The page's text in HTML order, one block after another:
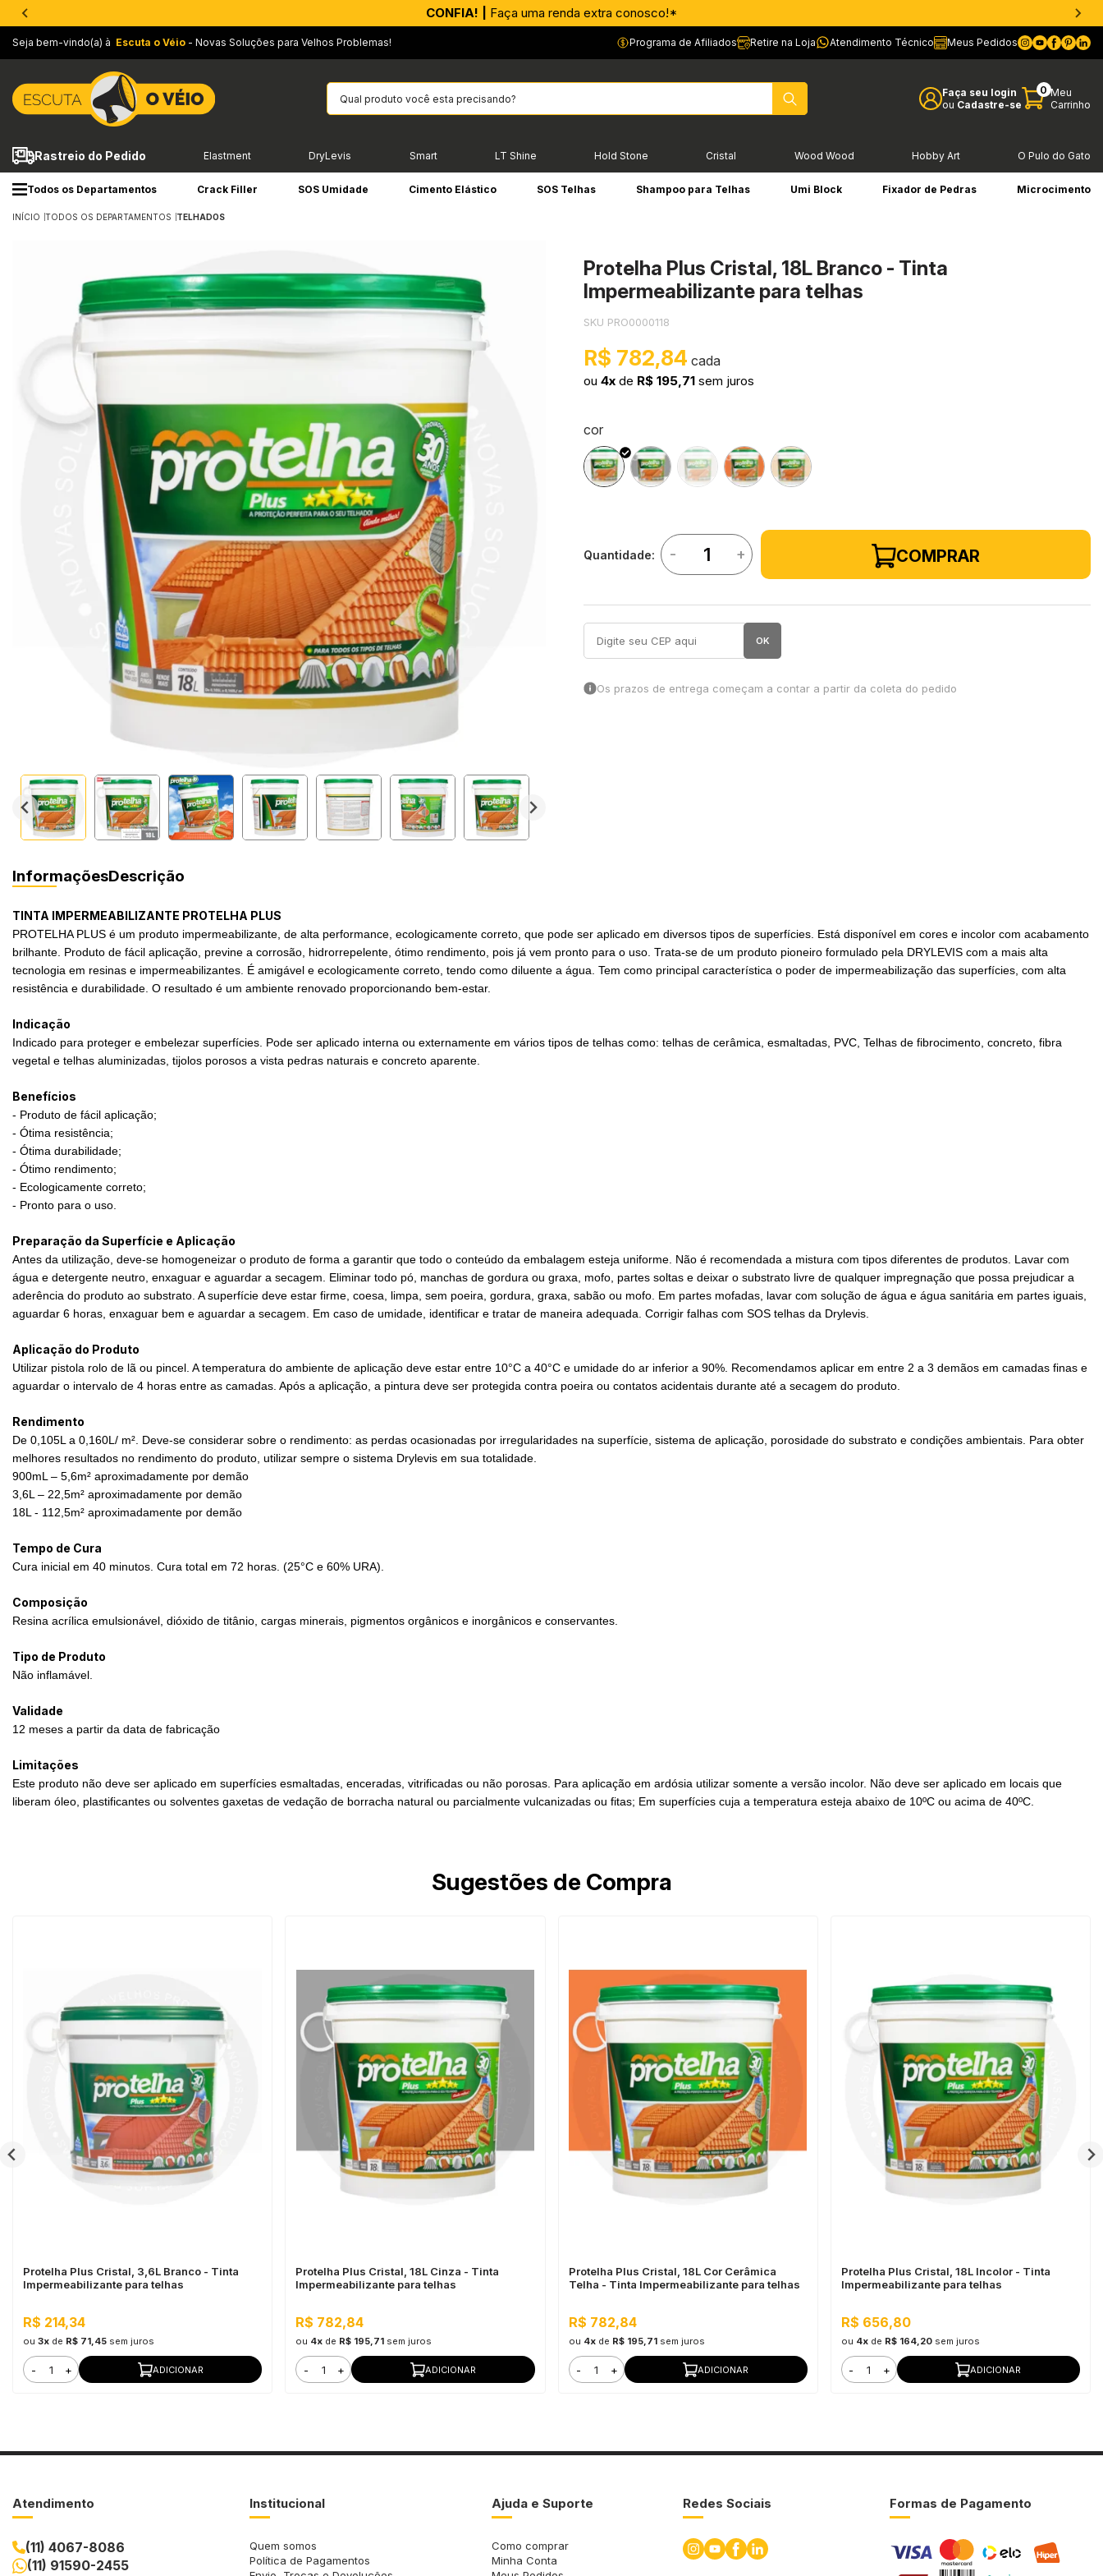
CONFIA! | Faça uma renda extra conosco!*
Seja bem-vindo(a) à Escuta o Véio - Novas Soluções para Velhos Problemas! Programa de Afiliados Retire na Loja Atendimento Técnico Meus Pedidos
Faça seu login
ou Cadastre-se
0 Meu
Carrinho
Rastreio do Pedido Elastment DryLevis Smart LT Shine Hold Stone Cristal Wood Wood Hobby Art O Pulo do Gato
Todos os Departamentos Crack Filler SOS Umidade Cimento Elástico SOS Telhas Shampoo para Telhas Umi Block Fixador de Pedras Microcimento
INÍCIO TODOS OS DEPARTAMENTOS TELHADOS
Protelha Plus Cristal, 18L Branco - Tinta
Impermeabilizante para telhas
SKU PRO0000118
R$ 782,84
ou4x de R$ 195,71 sem juros
cor
Quantidade: - + COMPRAR
OK
Os prazos de entrega começam a contar a partir da coleta do pedido
InformaçõesDescrição
TINTA IMPERMEABILIZANTE PROTELHA PLUS
PROTELHA PLUS é um produto impermeabilizante, de alta performance, ecologicamente correto, que pode ser aplicado em diversos tipos de superfícies. Está disponível em cores e incolor com acabamento
brilhante. Produto de fácil aplicação, previne a corrosão, hidrorrepelente, ótimo rendimento, pois já vem pronto para o uso. Trata-se de um produto pioneiro formulado pela DRYLEVIS com a mais alta
tecnologia em resinas e impermeabilizantes. É amigável e ecologicamente correto, tendo como diluente a água. Tem como principal característica o poder de impermeabilização das superfícies, com alta
resistência e durabilidade. O resultado é um ambiente renovado proporcionando bem-estar.
Indicação
Indicado para proteger e embelezar superfícies. Pode ser aplicado interna ou externamente em vários tipos de telhas como: telhas de cerâmica, esmaltadas, PVC, Telhas de fibrocimento, concreto, fibra
vegetal e telhas aluminizadas, tijolos porosos a vista pedras naturais e concreto aparente.
Benefícios
- Produto de fácil aplicação;
- Ótima resistência;
- Ótima durabilidade;
- Ótimo rendimento;
- Ecologicamente correto;
- Pronto para o uso.
Preparação da Superfície e Aplicação
Antes da utilização, deve-se homogeneizar o produto de forma a garantir que todo o conteúdo da embalagem esteja uniforme. Não é recomendada a mistura com tipos diferentes de produtos. Lavar com
água e detergente neutro, enxaguar e aguardar a secagem. Eliminar todo pó, manchas de gordura ou graxa, mofo, partes soltas e deixar o substrato livre de qualquer impregnação que possa prejudicar a
aderência do produto ao substrato. A superfície deve estar firme, coesa, limpa, sem poeira, gordura, graxa, sabão ou mofo. Em partes mofadas, lavar com solução de água e água sanitária em partes iguais,
aguardar 6 horas, enxaguar bem e aguardar a secagem. Em caso de umidade, identificar e tratar de maneira adequada. Corrigir falhas com SOS telhas da Drylevis.
Aplicação do Produto
Utilizar pistola rolo de lã ou pincel. A temperatura do ambiente de aplicação deve estar entre 10°C a 40°C e umidade do ar inferior a 90%. Recomendamos aplicar em entre 2 a 3 demãos em camadas finas e
aguardar o intervalo de 4 horas entre as camadas. Após a aplicação, a pintura deve ser protegida contra poeira ou contatos acidentais durante até a secagem do produto.
Rendimento
De 0,105L a 0,160L/ m². Deve-se considerar sobre o rendimento: as perdas ocasionadas por irregularidades na superfície, sistema de aplicação, porosidade do substrato e condições ambientais. Para obter
melhores resultados no rendimento do produto, utilizar sempre o sistema Drylevis em sua totalidade.
900mL – 5,6m² aproximadamente por demão
3,6L – 22,5m² aproximadamente por demão
18L - 112,5m² aproximadamente por demão
Tempo de Cura
Cura inicial em 40 minutos. Cura total em 72 horas. (25°C e 60% URA).
Composição
Resina acrílica emulsionável, dióxido de titânio, cargas minerais, pigmentos orgânicos e inorgânicos e conservantes.
Tipo de Produto
Não inflamável.
Validade
12 meses a partir da data de fabricação
Limitações
Este produto não deve ser aplicado em superfícies esmaltadas, enceradas, vitrificadas ou não porosas. Para aplicação em ardósia utilizar somente a versão incolor. Não deve ser aplicado em locais que
liberam óleo, plastificantes ou solventes gaxetas de vedação de borracha natural ou parcialmente vulcanizadas ou fitas; Em superfícies cuja a temperatura esteja abaixo de 10ºC ou acima de 40ºC.
Sugestões de Compra
Protelha Plus Cristal, 3,6L Branco - Tinta
Impermeabilizante para telhas
R$ 214,34
ou 3x de R$ 71,45 sem juros
- + ADICIONAR
Protelha Plus Cristal, 18L Cinza - Tinta
Impermeabilizante para telhas
R$ 782,84
ou 4x de R$ 195,71 sem juros
- + ADICIONAR
Protelha Plus Cristal, 18L Cor Cerâmica
Telha - Tinta Impermeabilizante para telhas
R$ 782,84
ou 4xde R$ 195,71 sem juros
- + ADICIONAR
Protelha Plus Cristal, 18L Incolor - Tinta
Impermeabilizante para telhas
R$ 656,80
ou 4xde R$ 164,20 sem juros
- + ADICIONAR
Atendimento
(11) 4067-8086
(11) 91590-2455
Institucional
Quem somos
Política de Pagamentos
Ajuda e Suporte
Como comprar
Minha Conta
Redes Sociais Formas de Pagamento